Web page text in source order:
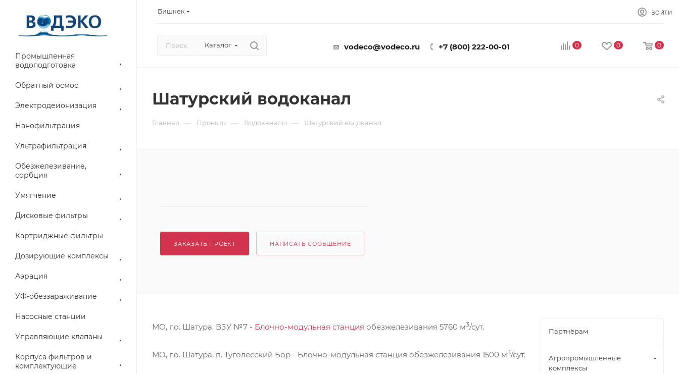
Бишкек ВОЙТИ
Каталог vodeco@vodeco.ru +7 (800) 222-00-01 0 0 0
Промышленная
водоподготовка
Обратный осмос
Электродеионизация
Нанофильтрация
Ультрафильтрация
Обезжелезивание,
сорбция
Умягчение
Дисковые фильтры
Картриджные фильтры
Дозирующие комплексы
Аэрация
УФ-обеззараживание
Насосные станции
Управляющие клапаны
Корпуса фильтров и
комплектующие
Шатурский водоканал
Главная — Проекты — Водоканалы — Шатурский водоканал
ЗАКАЗАТЬ ПРОЕКТ НАПИСАТЬ СООБЩЕНИЕ
МО, г.о. Шатура, ВЗУ №7 - Блочно-модульная станция обезжелезивания 5760 м3/сут.
МО, г.о. Шатура, п. Туголесский Бор - Блочно-модульная станция обезжелезивания 1500 м3/сут.
Партнёрам
Агропромышленные
комплексы